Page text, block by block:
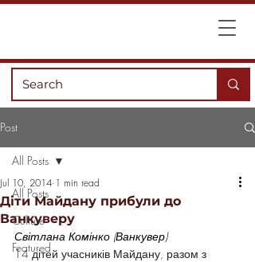
Post
All Posts
Culture
Featured
All Posts
Діти Майдану прибули до
Ванкуверу
Jul 10, 2014 1 min read
Світлана Комінко (Ванкувер)
14 дітей учасників Майдану, разом з